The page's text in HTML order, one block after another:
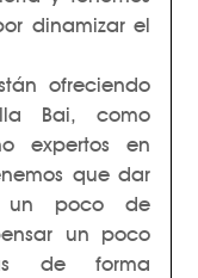
dinamizar el
ofreciendo
Bai, como
expertos en
que dar
un poco de
un poco
de forma